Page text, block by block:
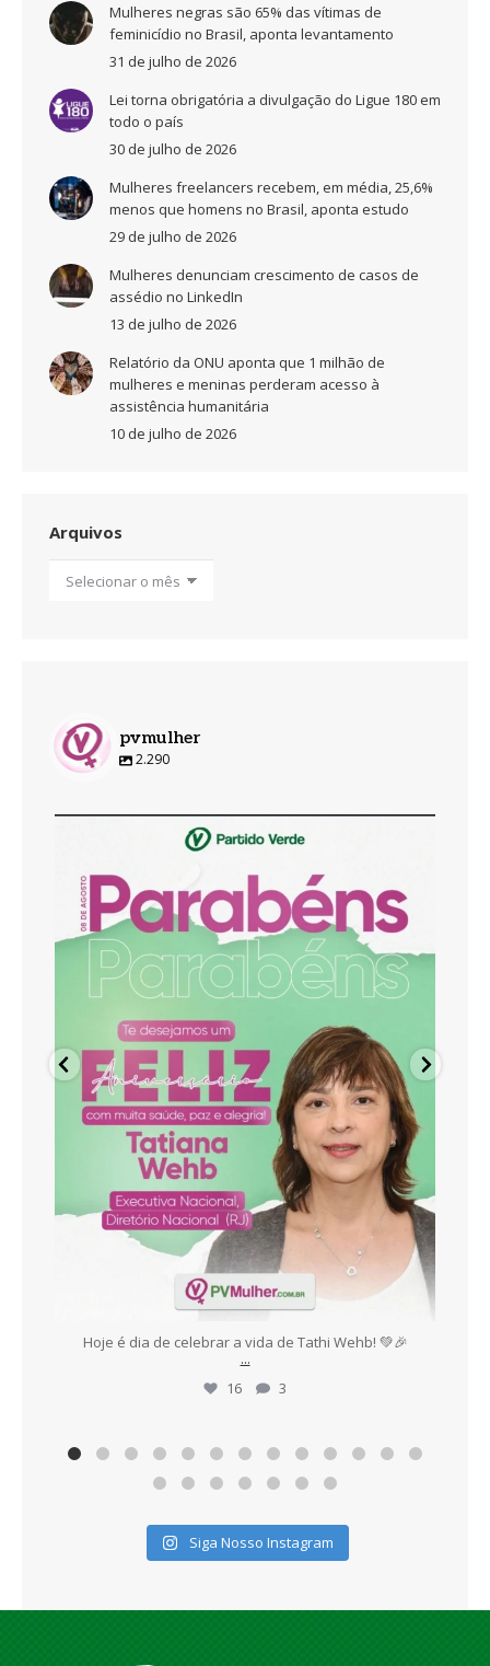
Mulheres negras são 65% das vítimas de
feminicídio no Brasil, aponta levantamento
31 de julho de 2026
Lei torna obrigatória a divulgação do Ligue 180 em
todo o país
30 de julho de 2026
Mulheres freelancers recebem, em média, 25,6%
menos que homens no Brasil, aponta estudo
29 de julho de 2026
Mulheres denunciam crescimento de casos de
assédio no LinkedIn
13 de julho de 2026
Relatório da ONU aponta que 1 milhão de
mulheres e meninas perderam acesso à
assistência humanitária
10 de julho de 2026
Arquivos
pvmulher
2.290
pvmulher
Ago 8
Hoje é dia de celebrar a vida de Tathi Wehb! 💚🎉
...
16
3
Siga Nosso Instagram